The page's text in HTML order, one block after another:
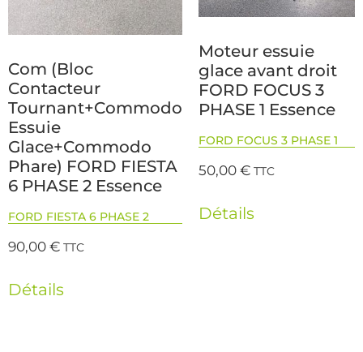
Com (Bloc
Contacteur
Tournant+Commodo
Essuie
Glace+Commodo
Phare) FORD FIESTA
6 PHASE 2 Essence
FORD FIESTA 6 PHASE 2
90,00€ TTC
Détails
Moteur essuie
glace avant droit
FORD FOCUS 3
PHASE 1 Essence
FORD FOCUS 3 PHASE 1
50,00€ TTC
Détails